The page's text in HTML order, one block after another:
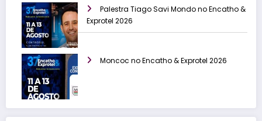
Palestra Tiago Savi Mondo no Encatho &
Exprotel 2026
Moncoc no Encatho & Exprotel 2026